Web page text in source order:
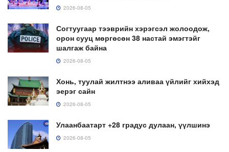
2026-08-05
Согтуугаар тээврийн хэрэгсэл жолоодож,
орон сууц мөргөсөн 38 настай эмэгтэйг
шалгаж байна
2026-08-05
Хонь, туулай жилтнээ аливаа үйлийг хийхэд
эерэг сайн
2026-08-05
Улаанбаатарт +28 градус дулаан, үүлшинэ
2026-08-05